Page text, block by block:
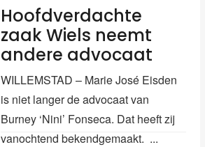
Hoofdverdachte
zaak Wiels neemt
andere advocaat
WILLEMSTAD – Marie José Eisden
is niet langer de advocaat van
Burney ‘Nini’ Fonseca. Dat heeft zij
vanochtend bekendgemaakt. ...